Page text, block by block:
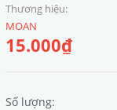
Thương hiệu:
MOAN
15.000₫
Số lượng: